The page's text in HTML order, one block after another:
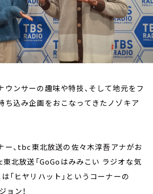
ウンサーの趣味や特技、そして地元をフ
ち込み企画をおこなってきたノゾキア
ー、tbc東北放送の佐々木淳吾アナがお
北放送「GoGoはみみこい ラジオな気
「ヒヤリハット」というコーナーの
ョン！